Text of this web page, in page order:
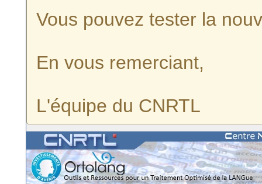
Vous pouvez tester la
En vous remerciant,
L'équipe du CNRTL